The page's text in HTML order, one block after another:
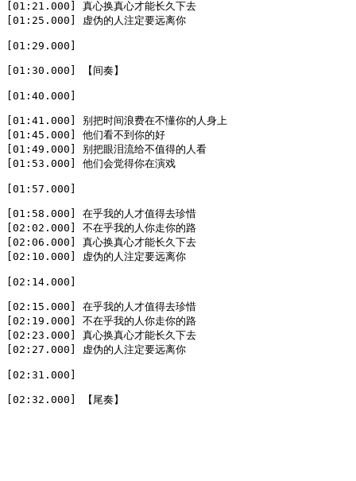
[01:21.000] 真心换真心才能长久下去
[01:25.000] 虚伪的人注定要远离你
[01:29.000]
[01:30.000] 【间奏】
[01:40.000]
[01:41.000] 别把时间浪费在不懂你的人身上
[01:45.000] 他们看不到你的好
[01:49.000] 别把眼泪流给不值得的人看
[01:53.000] 他们会觉得你在演戏
[01:57.000]
[01:58.000] 在乎我的人才值得去珍惜
[02:02.000] 不在乎我的人你走你的路
[02:06.000] 真心换真心才能长久下去
[02:10.000] 虚伪的人注定要远离你
[02:14.000]
[02:15.000] 在乎我的人才值得去珍惜
[02:19.000] 不在乎我的人你走你的路
[02:23.000] 真心换真心才能长久下去
[02:27.000] 虚伪的人注定要远离你
[02:31.000]
[02:32.000] 【尾奏】